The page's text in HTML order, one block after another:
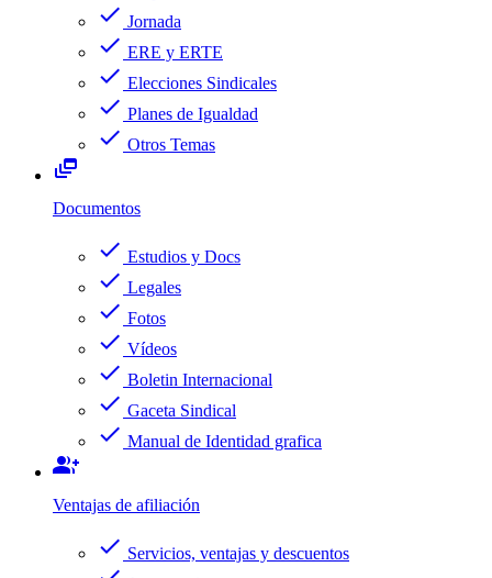
check Jornada
check ERE y ERTE
check Elecciones Sindicales
check Planes de Igualdad
check Otros Temas
dynamic_feed
Documentos
check Estudios y Docs
check Legales
check Fotos
check Vídeos
check Boletin Internacional
check Gaceta Sindical
check Manual de Identidad grafica
group_add
Ventajas de afiliación
check Servicios, ventajas y descuentos